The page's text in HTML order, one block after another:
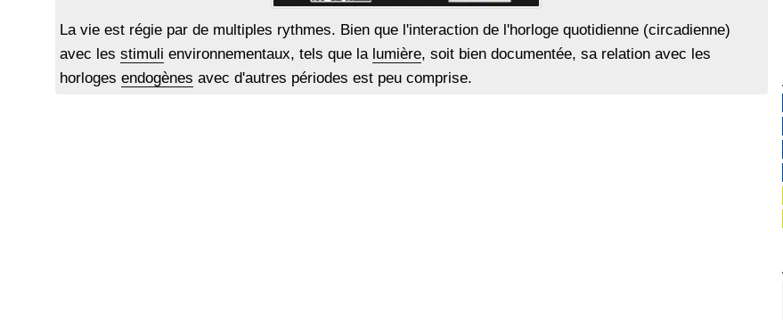
La vie est régie par de multiples rythmes. Bien que l'interaction de l'horloge quotidienne (circadienne)
avec les stimuli environnementaux, tels que la lumière, soit bien documentée, sa relation avec les
horloges endogènes avec d'autres périodes est peu comprise.